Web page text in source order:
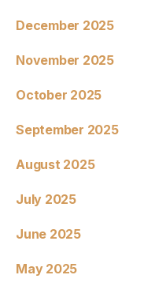
December 2025
November 2025
October 2025
September 2025
August 2025
July 2025
June 2025
May 2025